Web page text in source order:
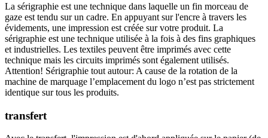
La sérigraphie est une technique dans laquelle un fin morceau de
gaze est tendu sur un cadre. En appuyant sur l'encre à travers les
évidements, une impression est créée sur votre produit. La
sérigraphie est une technique utilisée à la fois à des fins graphiques
et industrielles. Les textiles peuvent être imprimés avec cette
technique mais les circuits imprimés sont également utilisés.
Attention! Sérigraphie tout autour: A cause de la rotation de la
machine de marquage l’emplacement du logo n’est pas strictement
identique sur tous les produits.
transfert